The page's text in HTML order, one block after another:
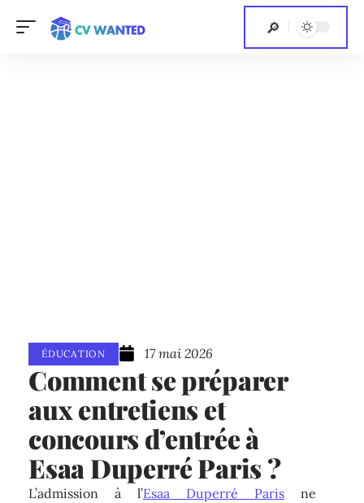
ÉDUCATION 17 mai 2026
Comment se préparer
aux entretiens et
concours d’entrée à
Esaa Duperré Paris ?
L’admission à l’Esaa Duperré Parisne